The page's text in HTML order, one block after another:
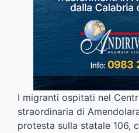
I migranti ospitati nel
straordinaria di
protesta sulla statale 106,